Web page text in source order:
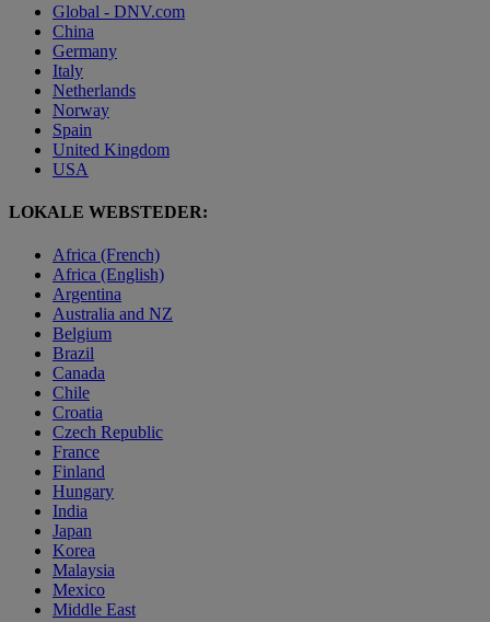
Global - DNV.com
China
Germany
Italy
Netherlands
Norway
Spain
United Kingdom
USA
LOKALE WEBSTEDER:
Africa (French)
Africa (English)
Argentina
Australia and NZ
Belgium
Brazil
Canada
Chile
Croatia
Czech Republic
France
Finland
Hungary
India
Japan
Korea
Malaysia
Mexico
Middle East